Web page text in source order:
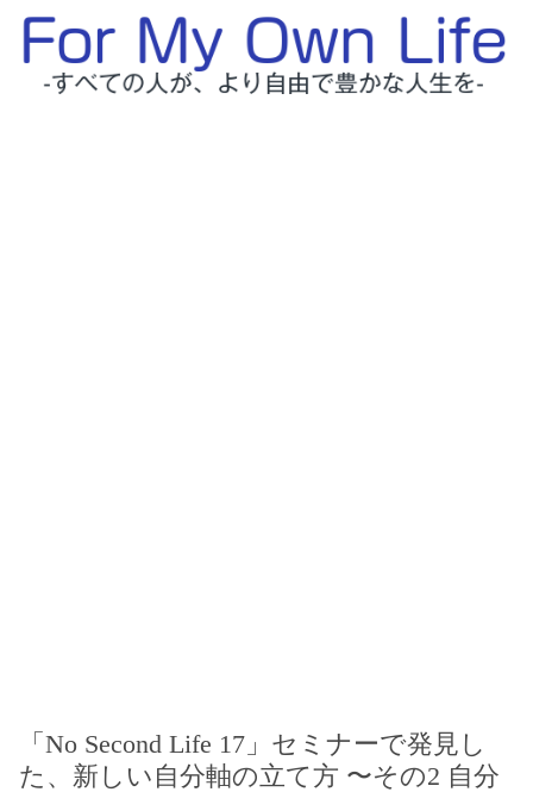
「No Second Life 17」セミナーで発見し
た、新しい自分軸の立て方 〜その2 自分